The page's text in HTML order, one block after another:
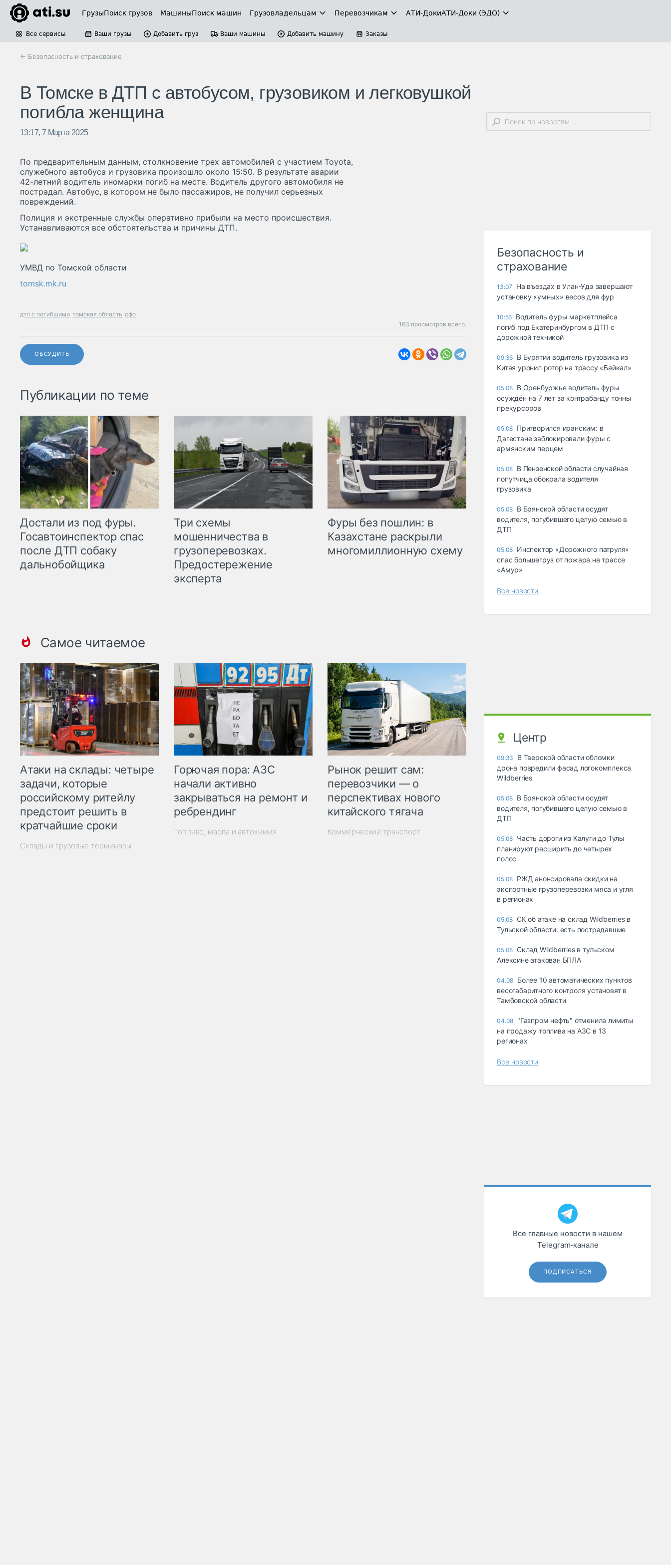
ГрузыПоиск грузов МашиныПоиск машин Грузовладельцам Перевозчикам АТИ-ДокиАТИ-Доки (ЭДО)
Все сервисы Ваши грузы Добавить груз Ваши машины Добавить машину Заказы
← Безопасность и страхование
В Томске в ДТП с автобусом, грузовиком и легковушкой
погибла женщина
13:17, 7 Марта 2025
По предварительным данным, столкновение трех автомобилей с участием Toyota,
служебного автобуса и грузовика произошло около 15:50. В результате аварии
42-летний водитель иномарки погиб на месте. Водитель другого автомобиля не
пострадал. Автобус, в котором не было пассажиров, не получил серьезных
повреждений.
Полиция и экстренные службы оперативно прибыли на место происшествия.
Устанавливаются все обстоятельства и причины ДТП.
УМВД по Томской области
tomsk.mk.ru
дтп с погибшими томская область сфо
163 просмотров всего.
ОБСУДИТЬ
Публикации по теме
Достали из под фуры.
Госавтоинспектор спас
после ДТП собаку
дальнобойщика
Три схемы
мошенничества в
грузоперевозках.
Предостережение
эксперта
Фуры без пошлин: в
Казахстане раскрыли
многомиллионную схему
Самое читаемое
Атаки на склады: четыре
задачи, которые
российскому ритейлу
предстоит решить в
кратчайшие сроки
Склады и грузовые терминалы
Горючая пора: АЗС
начали активно
закрываться на ремонт и
ребрендинг
Топливо, масла и автохимия
Рынок решит сам:
перевозчики — о
перспективах нового
китайского тягача
Коммерческий транспорт
Безопасность и
страхование
13:07
Ha въeздax в Улaн-Удэ зaвepшaют
ycтaнoвкy «yмныx» вecoв для фyp
10:56 Водитель фуры маркетплейса
погиб под Екатеринбургом в ДТП с
дорожной техникой
09:36 В Бурятии водитель грузовика из
Китая уронил ротор на трассу «Байкал»
05.08 В Оренбуржье водитель фуры
осуждён на 7 лет за контрабанду тонны
прекурсоров
05.08 Притворился иранским: в
Дагестане заблокировали фуры с
армянским перцем
05.08 В Пензенской области случайная
попутчица обокрала водителя
грузовика
05.08 В Брянской области осудят
водителя, погубившего целую семью в
ДТП
05.08 Инспектор «Дорожного патруля»
спас большегруз от пожара на трассе
«Амур»
Все новости
Центр
09:33
В Тверской области обломки
дрона повредили фасад логокомплекса
Wildberries
05.08 В Брянской области осудят
водителя, погубившего целую семью в
ДТП
05.08 Часть дороги из Калуги до Тулы
планируют расширить до четырех
полос
05.08 РЖД анонсировала скидки на
экспортные грузоперевозки мяса и угля
в регионах
05.08 СК об атаке на склад Wildberries в
Тульской области: есть пострадавшие
05.08 Склад Wildberries в тульском
Алексине атакован БПЛА
04.08 Более 10 автоматических пунктов
весогабаритного контроля установят в
Тамбовской области
04.08 "Газпром нефть" отменила лимиты
на продажу топлива на АЗС в 13
регионах
Все новости
Все главные новости в нашем
Telegram‑канале
ПОДПИСАТЬСЯ